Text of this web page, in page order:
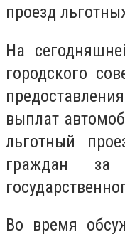
проезд
На
городского
выплат
льготный
граждан за
Во время